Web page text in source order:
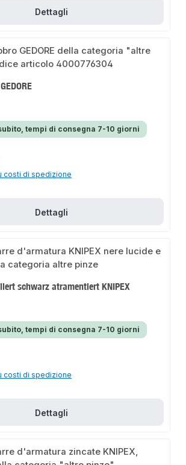
Dettagli
tempi di consegna 7-10 giorni
costi di spedizione
Dettagli
schwarz atramentiert KNIPEX
tempi di consegna 7-10 giorni
costi di spedizione
Dettagli